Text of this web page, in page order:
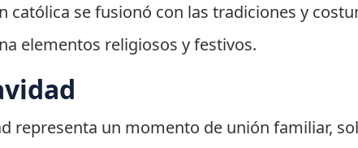
católica se fusionó con las tradiciones y
elementos religiosos y festivos.
representa un momento de unión familiar,